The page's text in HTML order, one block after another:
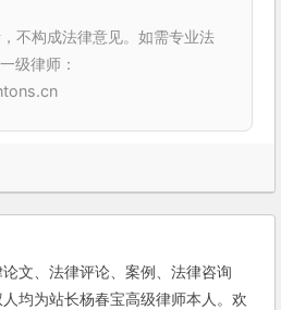
不构成法律意见。如需专业法
级律师：
文、法律评论、案例、法律咨询
均为站长杨春宝高级律师本人。欢